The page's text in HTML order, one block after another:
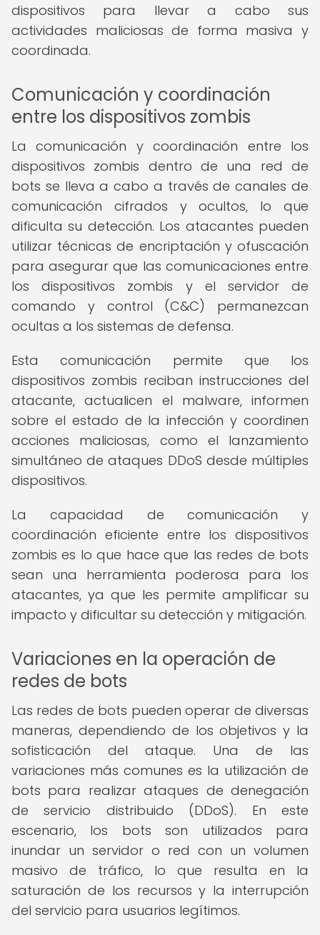
dispositivos para llevar a cabo sus
actividades maliciosas de forma masiva y
coordinada.
Comunicación y coordinación
entre los dispositivos zombis
La comunicación y coordinación entre los
dispositivos zombis dentro de una red de
bots se lleva a cabo a través de canales de
comunicación cifrados y ocultos, lo que
dificulta su detección. Los atacantes pueden
utilizar técnicas de encriptación y ofuscación
para asegurar que las comunicaciones entre
los dispositivos zombis y el servidor de
comando y control (C&C) permanezcan
ocultas a los sistemas de defensa.
Esta comunicación permite que los
dispositivos zombis reciban instrucciones del
atacante, actualicen el malware, informen
sobre el estado de la infección y coordinen
acciones maliciosas, como el lanzamiento
simultáneo de ataques DDoS desde múltiples
dispositivos.
La capacidad de comunicación y
coordinación eficiente entre los dispositivos
zombis es lo que hace que las redes de bots
sean una herramienta poderosa para los
atacantes, ya que les permite amplificar su
impacto y dificultar su detección y mitigación.
Variaciones en la operación de
redes de bots
Las redes de bots pueden operar de diversas
maneras, dependiendo de los objetivos y la
sofisticación del ataque. Una de las
variaciones más comunes es la utilización de
bots para realizar ataques de denegación
de servicio distribuido (DDoS). En este
escenario, los bots son utilizados para
inundar un servidor o red con un volumen
masivo de tráfico, lo que resulta en la
saturación de los recursos y la interrupción
del servicio para usuarios legítimos.